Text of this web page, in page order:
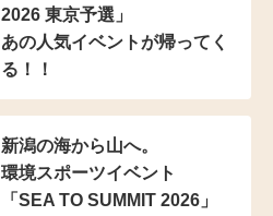
2026 東京予選」
あの人気イベントが帰ってく
る！！
新潟の海から山へ。
環境スポーツイベント
「SEA TO SUMMIT 2026」